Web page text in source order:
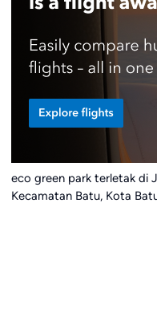
eco green park terletak di
Kecamatan Batu, Kota